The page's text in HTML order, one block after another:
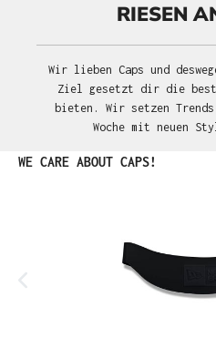
RIESEN
Wir lieben Caps und
Ziel gesetzt dir die
bieten. Wir setzen
Woche mit neuen
Produktgalerie überspringen
WE CARE ABOUT CAPS!